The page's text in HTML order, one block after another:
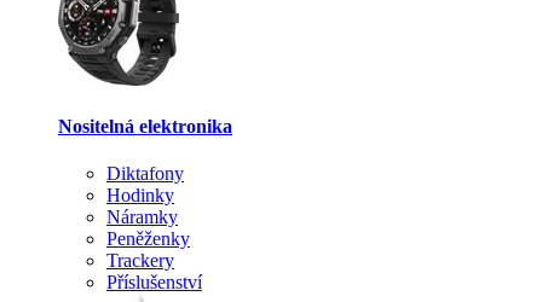
Nositelná elektronika
Diktafony
Hodinky
Náramky
Peněženky
Trackery
Příslušenství